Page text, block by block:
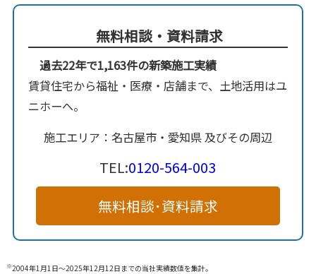
無料相談・資料請求
過去22年で1,163件の新築施工実績
賃貸住宅から福祉・医療・店舗まで、土地活用はユ
ニホーへ。
施工エリア：名古屋市・愛知県 及びその周辺
TEL:0120-564-003
無料相談･資料請求
※2004年1月1日～2025年12月12日までの当社実績数値を集計。